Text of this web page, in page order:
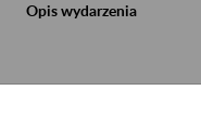
Opis wydarzenia